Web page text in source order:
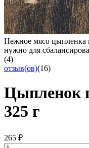
Нежное мясо цыпленка
нужно для
(4)
отзыв(ов)(16)
Цыпленок
325 г
265 ₽